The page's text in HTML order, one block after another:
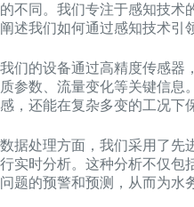
的不同。我们专注于感知技术
阐述我们如何通过感知技术引
我们的设备通过高精度传感器
质参数、流量变化等关键信息
感，还能在复杂多变的工况下
数据处理方面，我们采用了先
行实时分析。这种分析不仅包
问题的预警和预测，从而为水